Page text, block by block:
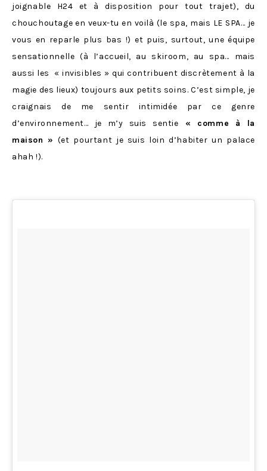
joignable H24 et à disposition pour tout trajet), du
chouchoutage en veux-tu en voilà (le spa, mais LE SPA… je
vous en reparle plus bas !) et puis, surtout, une équipe
sensationnelle (à l’accueil, au skiroom, au spa… mais
aussi les « invisibles » qui contribuent discrètement à la
magie des lieux) toujours aux petits soins. C’est simple, je
craignais de me sentir intimidée par ce genre
d’environnement… je m’y suis sentie « comme à la
maison » (et pourtant je suis loin d’habiter un palace
ahah !).